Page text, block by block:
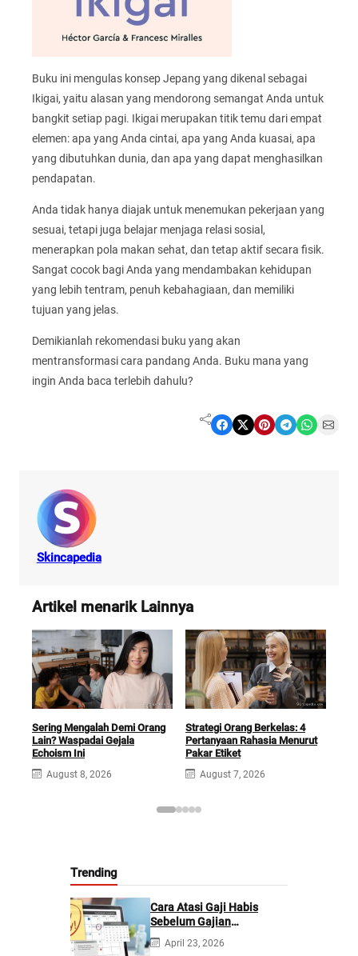
Buku ini mengulas konsep Jepang yang dikenal sebagai
Ikigai, yaitu alasan yang mendorong semangat Anda untuk
bangkit setiap pagi. Ikigai merupakan titik temu dari empat
elemen: apa yang Anda cintai, apa yang Anda kuasai, apa
yang dibutuhkan dunia, dan apa yang dapat menghasilkan
pendapatan.
Anda tidak hanya diajak untuk menemukan pekerjaan yang
sesuai, tetapi juga belajar menjaga relasi sosial,
menerapkan pola makan sehat, dan tetap aktif secara fisik.
Sangat cocok bagi Anda yang mendambakan kehidupan
yang lebih tentram, penuh kebahagiaan, dan memiliki
tujuan yang jelas.
Demikianlah rekomendasi buku yang akan
mentransformasi cara pandang Anda. Buku mana yang
ingin Anda baca terlebih dahulu?
Share on Facebook Share on X Share on Pinterest Share on Telegram Share on WhatsApp Share on Email
Skincapedia
Artikel menarik Lainnya
Sering Mengalah Demi Orang
Lain? Waspadai Gejala
Echoism Ini
August 8, 2026
Strategi Orang Berkelas: 4
Pertanyaan Rahasia Menurut
Pakar Etiket
August 7, 2026
Trending
Cara Atasi Gaji Habis
Sebelum Gajian
Berikutnya
April 23, 2026